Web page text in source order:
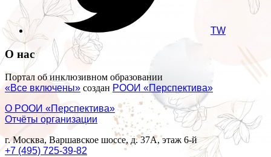
TW
О нас
Портал об инклюзивном образовании
«Все включены» создан РООИ «Перспектива»
О РООИ «Перспектива»
Отчёты организации
г. Москва, Варшавское шоссе, д. 37А, этаж 6-й
+7 (495) 725-39-82